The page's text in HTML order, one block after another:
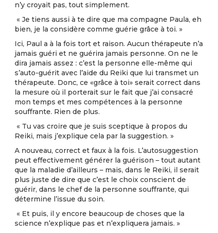
n’y croyait pas, tout simplement.
« Je tiens aussi à te dire que ma compagne Paula, eh
bien, je la considère comme guérie grâce à toi. »
Ici, Paul a à la fois tort et raison. Aucun thérapeute n’a
jamais guéri et ne guérira jamais personne. On ne le
dira jamais assez : c’est la personne elle-même qui
s’auto-guérit avec l’aide du Reiki que lui transmet un
thérapeute. Donc, ce «grâce à toi» serait correct dans
la mesure où il porterait sur le fait que j’ai consacré
mon temps et mes compétences à la personne
souffrante. Rien de plus.
« Tu vas croire que je suis sceptique à propos du
Reiki, mais j’explique cela par la suggestion. »
A nouveau, correct et faux à la fois. L’autosuggestion
peut effectivement générer la guérison – tout autant
que la maladie d’ailleurs – mais, dans le Reiki, il serait
plus juste de dire que c’est le choix conscient de
guérir, dans le chef de la personne souffrante, qui
détermine l’issue du soin.
« Et puis, il y encore beaucoup de choses que la
science n’explique pas et n’expliquera jamais. »